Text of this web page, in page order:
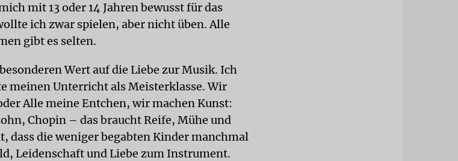
mit 13 oder 14 Jahren bewusst für das
ich zwar spielen, aber nicht üben. Alle
gibt es selten.
Wert auf die Liebe zur Musik. Ich
meinen Unterricht als Meisterklasse. Wir
Alle meine Entchen, wir machen Kunst:
Chopin – das braucht Reife, Mühe und
dass die weniger begabten Kinder manchmal
Leidenschaft und Liebe zum Instrument.